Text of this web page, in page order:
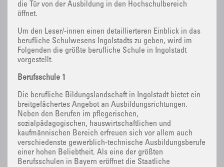
die Tür von der Ausbildung in den Hochschulbereich
öffnet.
Um den Leser/-innen einen detaillierteren Einblick in das
berufliche Schulwesens Ingolstadts zu geben, wird im
Folgenden die größte berufliche Schule in Ingolstadt
vorgestellt.
Berufsschule 1
Die berufliche Bildungslandschaft in Ingolstadt bietet ein
breitgefächertes Angebot an Ausbildungsrichtungen.
Neben den Berufen im pflegerischen,
sozialpädagogischen, hauswirtschaftlichen und
kaufmännischen Bereich erfreuen sich vor allem auch
verschiedenste gewerblich-technische Ausbildungsberufe
einer hohen Beliebtheit. Als eine der größten
Berufsschulen in Bayern eröffnet die Staatliche